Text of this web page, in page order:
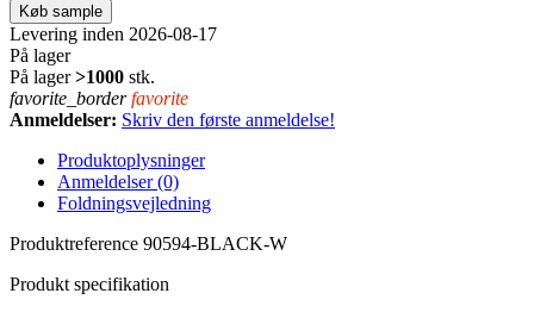
Køb sample
Levering inden 2026-08-17
På lager
På lager>1000 stk.
favorite_border favorite
Anmeldelser: Skriv den første anmeldelse!
Produktoplysninger
Anmeldelser (0)
Foldningsvejledning
Produktreference 90594-BLACK-W
Produkt specifikation